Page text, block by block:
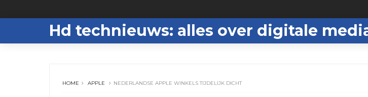
Hd technieuws: alles over digitale
HOME APPLE NEDERLANDSE APPLE WINKELS TIJDELIJK DICHT